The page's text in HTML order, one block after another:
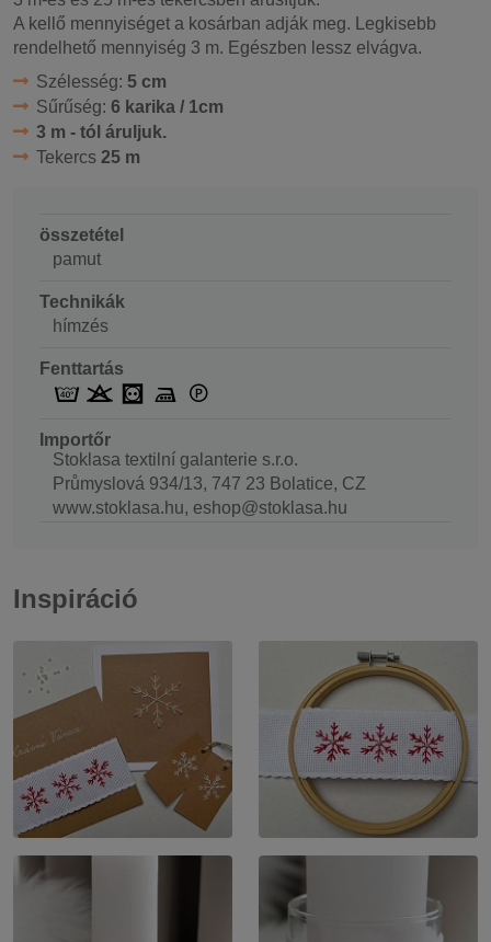
A kellő mennyiséget a kosárban adják meg. Legkisebb
rendelhető mennyiség 3 m. Egészben lessz elvágva.
Szélesség: 5 cm
Sűrűség: 6 karika / 1cm
3 m - tól áruljuk.
Tekercs 25 m
összetétel
pamut
Technikák
hímzés
Fenttartás
Importőr
Stoklasa textilní galanterie s.r.o.
Průmyslová 934/13, 747 23 Bolatice, CZ
www.stoklasa.hu, eshop@stoklasa.hu
Inspiráció